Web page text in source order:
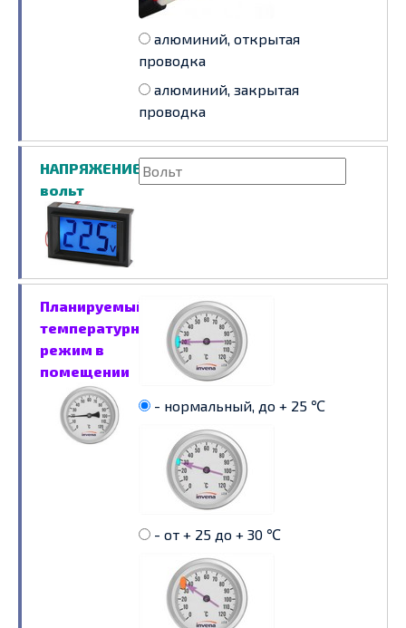
алюминий, открытая
проводка
алюминий, закрытая
проводка
НАПРЯЖЕНИЕ,
вольт
Планируемый
температурный
режим в
помещении
- нормальный, до + 25 ℃
- от + 25 до + 30 ℃